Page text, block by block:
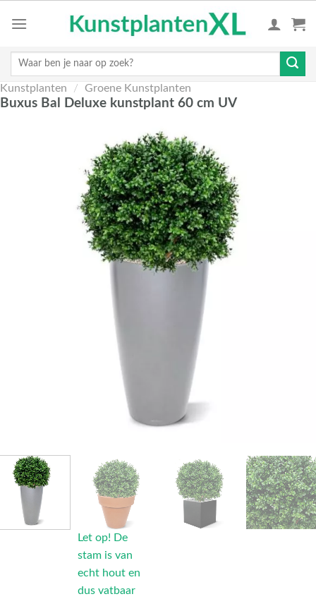
Zoeken
Kunstplanten / Groene Kunstplanten
Buxus Bal Deluxe kunstplant 60 cm UV
Let op! De
stam is van
echt hout en
dus vatbaar